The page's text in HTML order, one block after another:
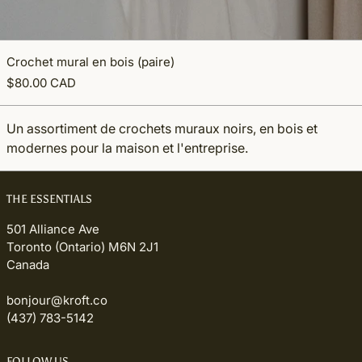
Crochet mural en bois (paire)
$80.00 CAD
Un assortiment de crochets muraux noirs, en bois et
modernes pour la maison et l'entreprise.
THE ESSENTIALS
501 Alliance Ave
Toronto (Ontario) M6N 2J1
Canada
bonjour@kroft.co
(437) 783-5142